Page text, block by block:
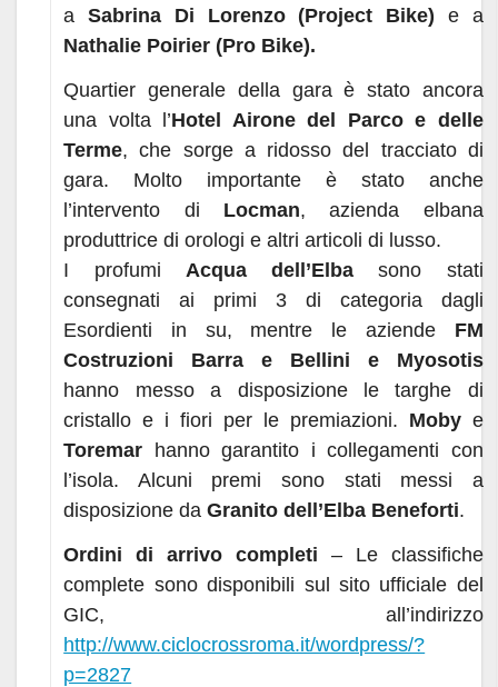
a Sabrina Di Lorenzo (Project Bike) e a
Nathalie Poirier (Pro Bike).
Quartier generale della gara è stato ancora
una volta l’Hotel Airone del Parco e delle
Terme, che sorge a ridosso del tracciato di
gara. Molto importante è stato anche
l’intervento di Locman, azienda elbana
produttrice di orologi e altri articoli di lusso.
I profumi Acqua dell’Elba sono stati
consegnati ai primi 3 di categoria dagli
Esordienti in su, mentre le aziende FM
Costruzioni Barra e Bellini e Myosotis
hanno messo a disposizione le targhe di
cristallo e i fiori per le premiazioni. Mobye
Toremar hanno garantito i collegamenti con
l’isola. Alcuni premi sono stati messi a
disposizione daGranito dell’Elba Beneforti.
Ordini di arrivo completi – Le classifiche
complete sono disponibili sul sito ufficiale del
GIC, all’indirizzo
http://www.ciclocrossroma.it/wordpress/?
p=2827